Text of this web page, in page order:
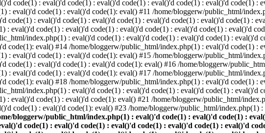
code(1) : eval()'d code(1) : eval()'d code(1) : eval()'d code(1) : eval()'d code(1) :
: eval()'d code(1) : eval()'d code(1): eval() #11 /home/bloggerw/public_html/
code(1) : eval()'d code(1) : eval()'d code(1) : eval()'d code(1) : eval()'d code(1) :
eval()'d code(1) : eval()'d code(1) : eval()'d code(1) : eval()'d code(1) : eval()'d
index.php(1) : eval()'d code(1) : eval()'d code(1) : eval()'d code(1) : eval()'d
code(1): eval() #14 /home/bloggerw/public_html/index.php(1) : eval()'d code(1) :
: eval()'d code(1) : eval()'d code(1): eval() #15 /home/bloggerw/public_html/
code(1) : eval()'d code(1) : eval()'d code(1): eval() #16 /home/bloggerw/
: eval()'d code(1) : eval()'d code(1): eval() #17 /home/bloggerw/public_html/
code(1): eval() #18 /home/bloggerw/public_html/index.php(1) : eval()'d code(1) :
index.php(1) : eval()'d code(1) : eval()'d code(1) : eval()'d code(1) : eval()'d
eval()'d code(1) : eval()'d code(1): eval() #21 /home/bloggerw/public_html/
code(1) : eval()'d code(1): eval() #23 /home/bloggerw/public_html/index.php(1)
bloggerw/public_html/index.php(1) : eval()'d code(1) : eval()'d code(1) :
code(1) : eval()'d code(1) : eval()'d code(1) : eval()'d code(1) : eval()'d